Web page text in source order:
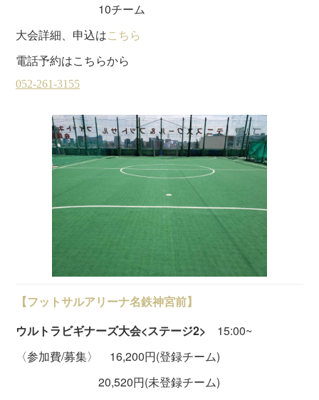
10チーム
大会詳細、申込はこちら
電話予約はこちらから
【フットサルアリーナ名鉄神宮前】
ウルトラビギナーズ大会<ステージ2> 15:00~
〈参加費/募集〉 16,200円(登録チーム)
20,520円(未登録チーム)